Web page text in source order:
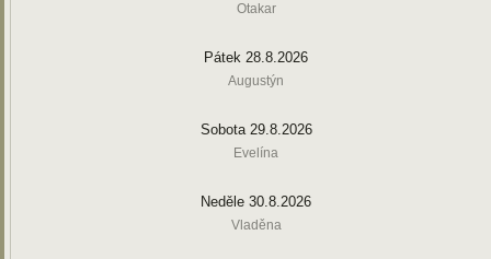
Otakar
Pátek 28.8.2026
Augustýn
Sobota 29.8.2026
Evelína
Neděle 30.8.2026
Vladěna